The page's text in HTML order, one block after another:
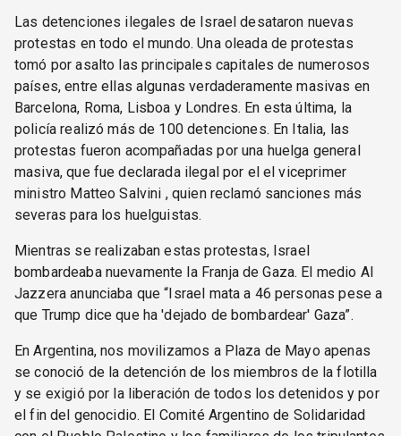
Las detenciones ilegales de Israel desataron nuevas
protestas en todo el mundo. Una oleada de protestas
tomó por asalto las principales capitales de numerosos
países, entre ellas algunas verdaderamente masivas en
Barcelona, Roma, Lisboa y Londres. En esta última, la
policía realizó más de 100 detenciones. En Italia, las
protestas fueron acompañadas por una huelga general
masiva, que fue declarada ilegal por el el viceprimer
ministro Matteo Salvini , quien reclamó sanciones más
severas para los huelguistas.
Mientras se realizaban estas protestas, Israel
bombardeaba nuevamente la Franja de Gaza. El medio Al
Jazzera anunciaba que “Israel mata a 46 personas pese a
que Trump dice que ha 'dejado de bombardear' Gaza”.
En Argentina, nos movilizamos a Plaza de Mayo apenas
se conoció de la detención de los miembros de la flotilla
y se exigió por la liberación de todos los detenidos y por
el fin del genocidio. El Comité Argentino de Solidaridad